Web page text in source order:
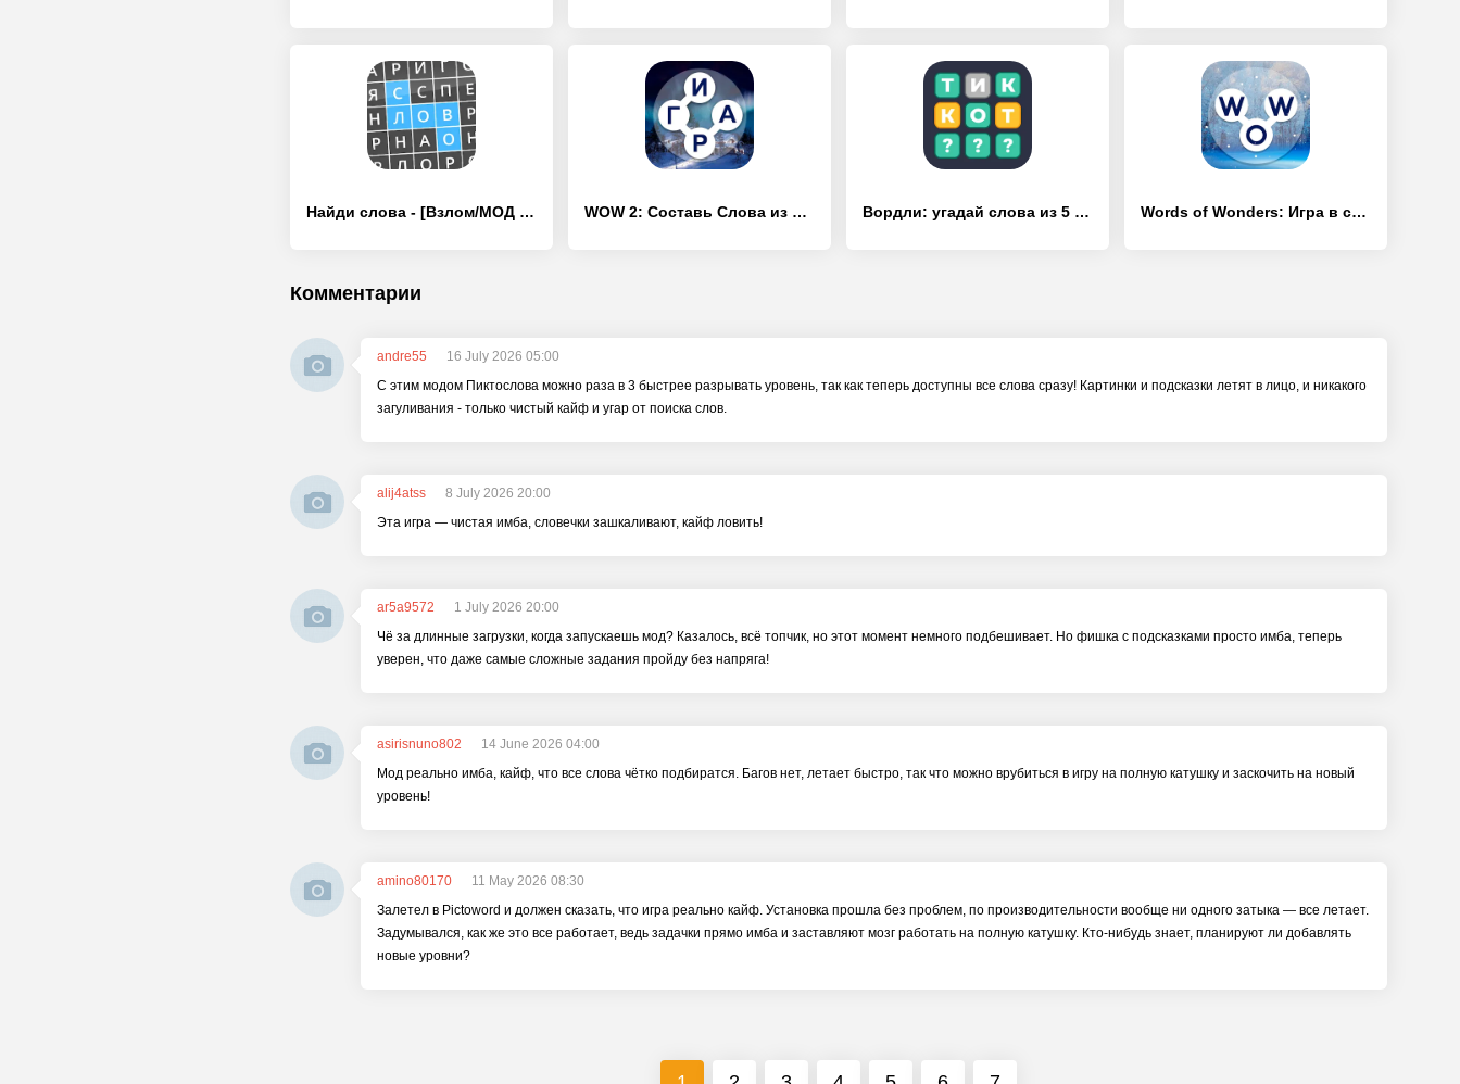
Найди слова - [Взлом/МОД Бесконечные деньги] WOW 2: Составь Слова из Букв - [Взлом/МОД Бесконечные деньги] Вордли: угадай слова из 5 букв - [Взлом/МОД Много денег] Words of Wonders: Игра в слова - [Взлом/МОД Меню]
Комментарии
andre55
16 July 2026 05:00
С этим модом Пиктослова можно раза в 3 быстрее разрывать уровень, так как теперь доступны все слова сразу! Картинки и подсказки летят в лицо, и никакого
загуливания - только чистый кайф и угар от поиска слов.
alij4atss
8 July 2026 20:00
Эта игра — чистая имба, словечки зашкаливают, кайф ловить!
ar5a9572
1 July 2026 20:00
Чё за длинные загрузки, когда запускаешь мод? Казалось, всё топчик, но этот момент немного подбешивает. Но фишка с подсказками просто имба, теперь
уверен, что даже самые сложные задания пройду без напряга!
asirisnuno802
14 June 2026 04:00
Мод реально имба, кайф, что все слова чётко подбиратся. Багов нет, летает быстро, так что можно врубиться в игру на полную катушку и заскочить на новый
уровень!
amino80170
11 May 2026 08:30
Залетел в Pictoword и должен сказать, что игра реально кайф. Установка прошла без проблем, по производительности вообще ни одного затыка — все летает.
Задумывался, как же это все работает, ведь задачки прямо имба и заставляют мозг работать на полную катушку. Кто-нибудь знает, планируют ли добавлять
новые уровни?